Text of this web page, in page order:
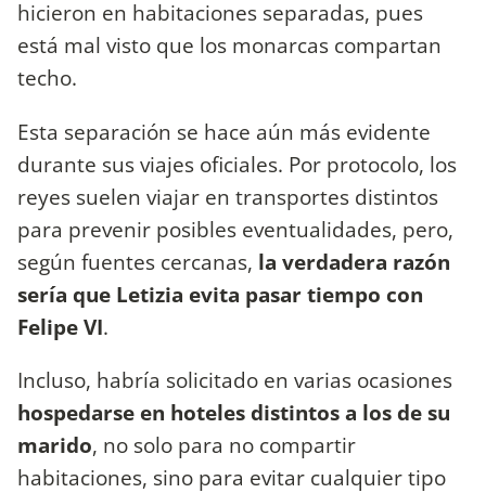
hicieron en habitaciones separadas, pues
está mal visto que los monarcas compartan
techo.
Esta separación se hace aún más evidente
durante sus viajes oficiales. Por protocolo, los
reyes suelen viajar en transportes distintos
para prevenir posibles eventualidades, pero,
según fuentes cercanas, la verdadera razón
sería que Letizia evita pasar tiempo con
Felipe VI.
Incluso, habría solicitado en varias ocasiones
hospedarse en hoteles distintos a los de su
marido, no solo para no compartir
habitaciones, sino para evitar cualquier tipo